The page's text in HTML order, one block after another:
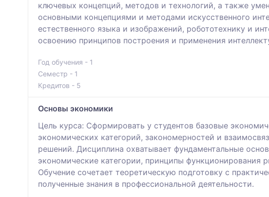
ключевых концепций, методов и технологий, а также
основными концепциями и методами искусственного
естественного языка и изображений, робототехнику и
освоению принципов построения и применения
Год обучения - 1
Семестр - 1
Кредитов - 5
Основы экономики
Цель курса: Сформировать у студентов базовые
экономических категорий, закономерностей и
решений. Дисциплина охватывает фундаментальные
экономические категории, принципы функционирования
Обучение сочетает теоретическую подготовку с
полученные знания в профессиональной деятельности.